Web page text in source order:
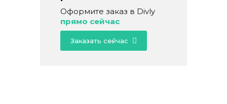
Оформите заказ в Divly
прямо сейчас
Заказать сейчас